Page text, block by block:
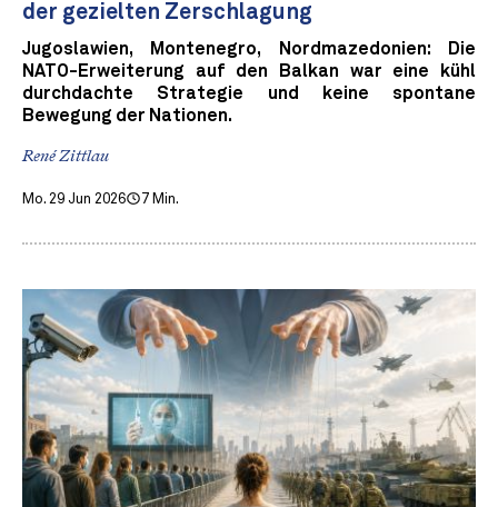
der gezielten Zerschlagung
Jugoslawien, Montenegro, Nordmazedonien: Die
NATO-Erweiterung auf den Balkan war eine kühl
durchdachte Strategie und keine spontane
Bewegung der Nationen.
René Zittlau
Mo. 29 Jun 2026 7 Min.